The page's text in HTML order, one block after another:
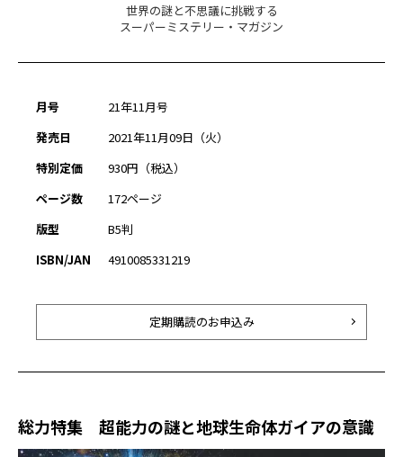
世界の謎と不思議に挑戦する
スーパーミステリー・マガジン
月号
21年11月号
発売日
2021年11月09日（火）
特別定価
930円（税込）
ページ数
172ページ
版型
B5判
ISBN/JAN
4910085331219
定期購読のお申込み
総力特集 超能力の謎と地球生命体ガイアの意識